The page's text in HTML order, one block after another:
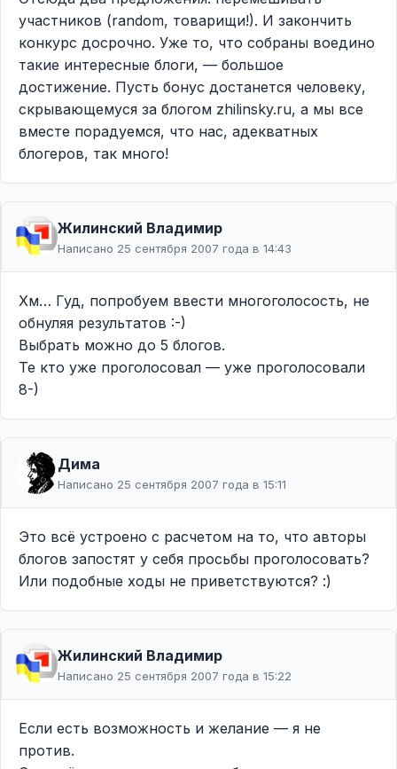
участников (random, товарищи!). И закончить
конкурс досрочно. Уже то, что собраны воедино
такие интересные блоги, — большое
достижение. Пусть бонус достанется человеку,
скрывающемуся за блогом zhilinsky.ru, а мы все
вместе порадуемся, что нас, адекватных
блогеров, так много!
Жилинcкий Владимир
Написано 25 сентября 2007 года в 14:43
Хм… Гуд, попробуем ввести многоголосость, не
обнуляя результатов :-)
Выбрать можно до 5 блогов.
Те кто уже проголосовал — уже проголосовали
8-)
Дима
Написано 25 сентября 2007 года в 15:11
Это всё устроено с расчетом на то, что авторы
блогов запостят у себя просьбы проголосовать?
Или подобные ходы не приветствуются? :)
Жилинcкий Владимир
Написано 25 сентября 2007 года в 15:22
Если есть возможность и желание — я не
против.